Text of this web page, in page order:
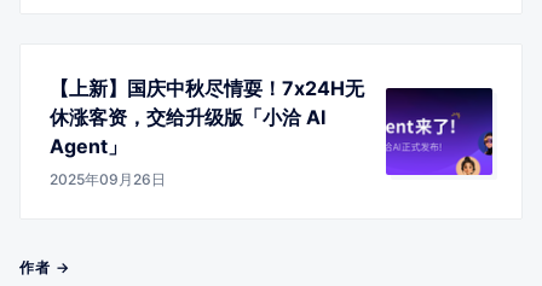
【上新】国庆中秋尽情耍！7x24H无
休涨客资，交给升级版「小洽 AI
Agent」
2025年09月26日
作者 →